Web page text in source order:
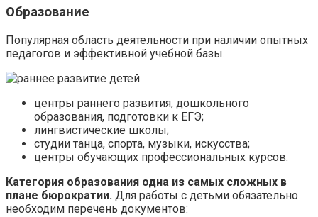
Образование
Популярная область деятельности при наличии опытных
педагогов и эффективной учебной базы.
центры раннего развития, дошкольного
образования, подготовки к ЕГЭ;
лингвистические школы;
студии танца, спорта, музыки, искусства;
центры обучающих профессиональных курсов.
Категория образования одна из самых сложных в
плане бюрократии. Для работы с детьми обязательно
необходим перечень документов: